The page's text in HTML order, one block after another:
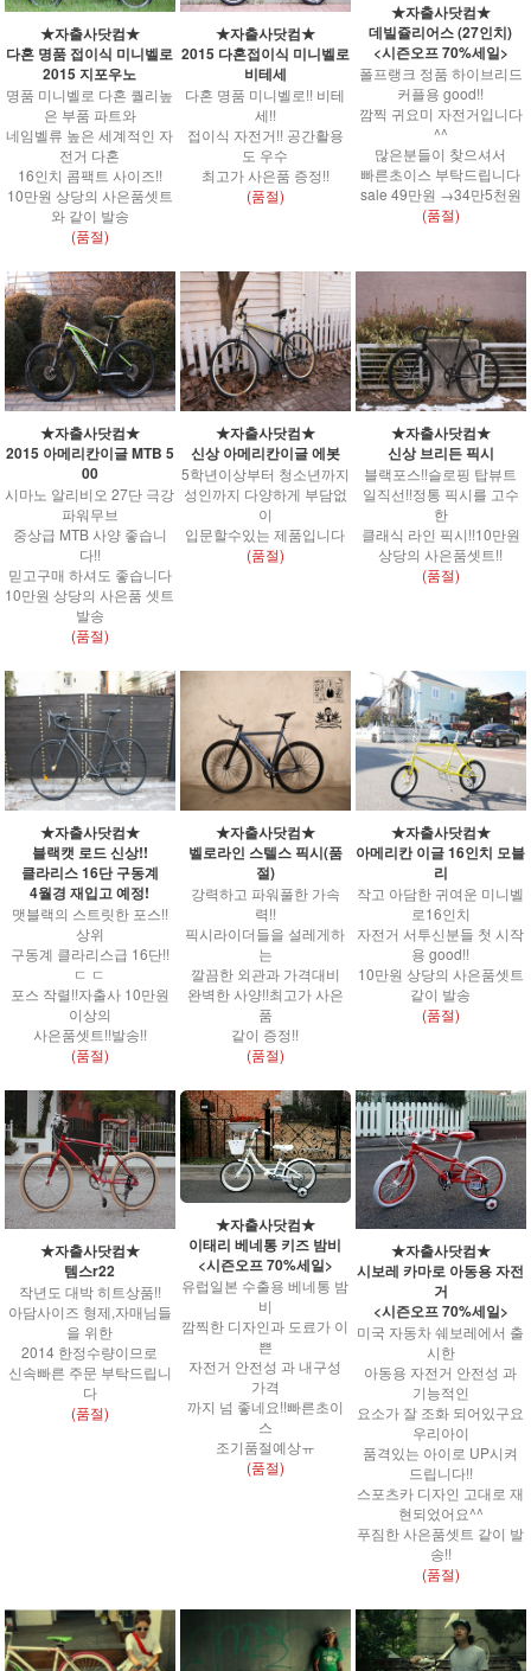
★자출사닷컴★
다혼 명품 접이식 미니벨로
2015 지포우노
명품 미니벨로 다혼 퀄리높
은 부품 파트와
네임벨류 높은 세계적인 자
전거 다혼
16인치 콤팩트 사이즈!!
10만원 상당의 사은품셋트
와 같이 발송
(품절)
★자출사닷컴★
2015 다혼접이식 미니벨로
비테세
다혼 명품 미니벨로!! 비테
세!!
접이식 자전거!! 공간활용
도 우수
최고가 사은품 증정!!
(품절)
★자출사닷컴★
데빌쥴리어스 (27인치)
<시즌오프 70%세일>
폴프랭크 정품 하이브리드
커플용 good!!
깜찍 귀요미 자전거입니다
^^
많은분들이 찾으셔서
빠른초이스 부탁드립니다
sale 49만원 →34만5천원
(품절)
★자출사닷컴★
2015 아메리칸이글 MTB 5
00
시마노 알리비오 27단 극강
파워무브
중상급 MTB 사양 좋습니
다!!
믿고구매 하셔도 좋습니다
10만원 상당의 사은품 셋트
발송
(품절)
★자출사닷컴★
신상 아메리칸이글 에봇
5학년이상부터 청소년까지
성인까지 다양하게 부담없
이
입문할수있는 제품입니다
(품절)
★자출사닷컴★
신상 브리든 픽시
블랙포스!!슬로핑 탑뷰트
일직선!!정통 픽시를 고수
한
클래식 라인 픽시!!10만원
상당의 사은품셋트!!
(품절)
★자출사닷컴★
블랙캣 로드 신상!!
클라리스 16단 구동계
4월경 재입고 예정!
맷블랙의 스트릿한 포스!!
상위
구동계 클라리스급 16단!!
ㄷ ㄷ
포스 작렬!!자출사 10만원
이상의
사은품셋트!!발송!!
(품절)
★자출사닷컴★
벨로라인 스텔스 픽시(품
절)
강력하고 파워풀한 가속
력!!
픽시라이더들을 설레게하
는
깔끔한 외관과 가격대비
완벽한 사양!!최고가 사은
품
같이 증정!!
(품절)
★자출사닷컴★
아메리칸 이글 16인치 모블
리
작고 아담한 귀여운 미니벨
로16인치
자전거 서투신분들 첫 시작
용 good!!
10만원 상당의 사은품셋트
같이 발송
(품절)
★자출사닷컴★
템스r22
작년도 대박 히트상품!!
아담사이즈 형제,자매님들
을 위한
2014 한정수량이므로
신속빠른 주문 부탁드립니
다
(품절)
★자출사닷컴★
이태리 베네통 키즈 밤비
<시즌오프 70%세일>
유럽일본 수출용 베네통 밤
비
깜찍한 디자인과 도료가 이
쁜
자전거 안전성 과 내구성
가격
까지 넘 좋네요!!빠른초이
스
조기품절예상ㅠ
(품절)
★자출사닷컴★
시보레 카마로 아동용 자전
거
<시즌오프 70%세일>
미국 자동차 쉐보레에서 출
시한
아동용 자전거 안전성 과
기능적인
요소가 잘 조화 되어있구요
우리아이
품격있는 아이로 UP시켜
드립니다!!
스포츠카 디자인 고대로 재
현되었어요^^
푸짐한 사은품셋트 같이 발
송!!
(품절)